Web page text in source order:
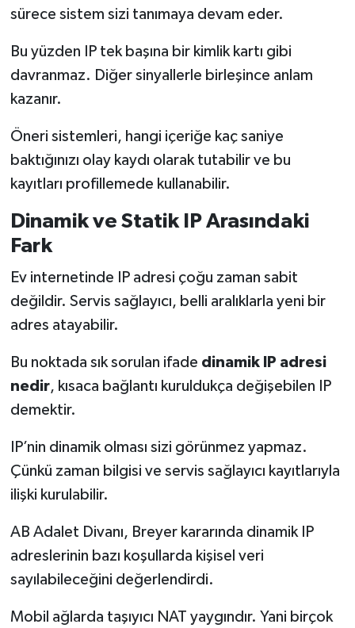
sürece sistem sizi tanımaya devam eder.
Bu yüzden IP tek başına bir kimlik kartı gibi
davranmaz. Diğer sinyallerle birleşince anlam
kazanır.
Öneri sistemleri, hangi içeriğe kaç saniye
baktığınızı olay kaydı olarak tutabilir ve bu
kayıtları profillemede kullanabilir.
Dinamik ve Statik IP Arasındaki
Fark
Ev internetinde IP adresi çoğu zaman sabit
değildir. Servis sağlayıcı, belli aralıklarla yeni bir
adres atayabilir.
Bu noktada sık sorulan ifade dinamik IP adresi
nedir, kısaca bağlantı kuruldukça değişebilen IP
demektir.
IP’nin dinamik olması sizi görünmez yapmaz.
Çünkü zaman bilgisi ve servis sağlayıcı kayıtlarıyla
ilişki kurulabilir.
AB Adalet Divanı, Breyer kararında dinamik IP
adreslerinin bazı koşullarda kişisel veri
sayılabileceğini değerlendirdi.
Mobil ağlarda taşıyıcı NAT yaygındır. Yani birçok